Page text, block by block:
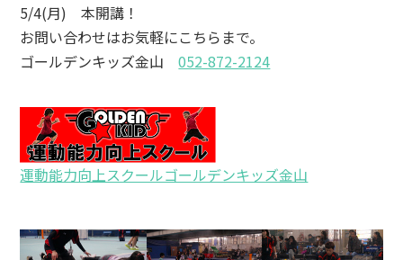
5/4(月) 本開講！
お問い合わせはお気軽にこちらまで。
ゴールデンキッズ金山052-872-2124
運動能力向上スクールゴールデンキッズ金山